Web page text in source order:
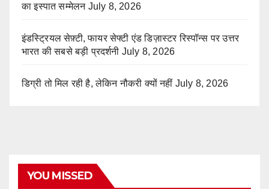
का इस्पात सम्मेलन July 8, 2026
इंडस्ट्रियल सेफ़्टी, फायर सेफ्टी एंड डिज़ास्टर रिस्पॉन्स पर उत्तर
भारत की सबसे बड़ी प्रदर्शनी July 8, 2026
डिग्री तो मिल रही है, लेकिन नौकरी क्यों नहीं July 8, 2026
YOU MISSED